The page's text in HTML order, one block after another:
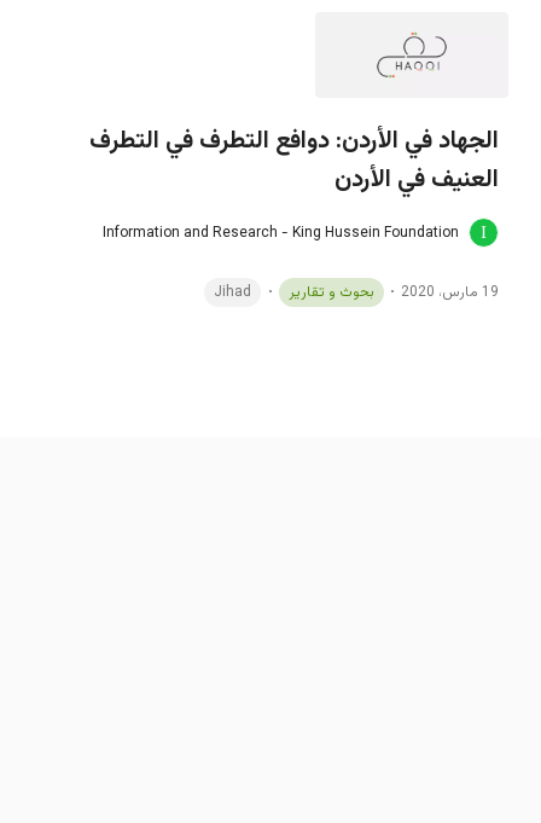
الجهاد في الأردن: دوافع التطرف في التطرف
العنيف في الأردن
Information and Research - King Hussein Foundation
19 مارس، 2020 بحوث و تقارير Jihad